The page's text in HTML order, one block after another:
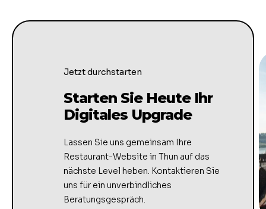
Jetzt durchstarten
Starten Sie Heute Ihr
Digitales Upgrade
Lassen Sie uns gemeinsam Ihre
Restaurant-Website in Thun auf das
nächste Level heben. Kontaktieren Sie
uns für ein unverbindliches
Beratungsgespräch.